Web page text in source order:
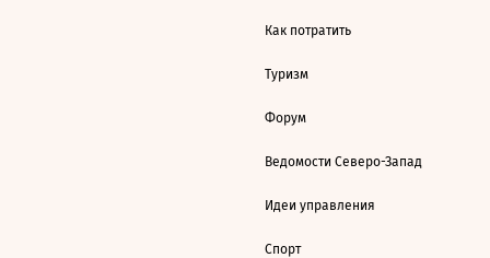
Как потратить
Туризм
Форум
Ведомости Северо-Запад
Идеи управления
Спорт